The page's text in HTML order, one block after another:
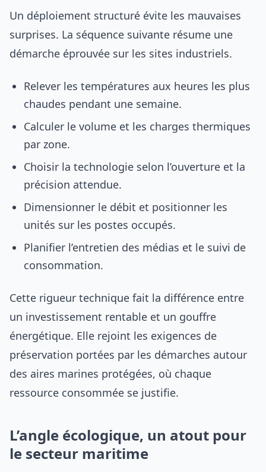
Un déploiement structuré évite les mauvaises
surprises. La séquence suivante résume une
démarche éprouvée sur les sites industriels.
Relever les températures aux heures les plus
chaudes pendant une semaine.
Calculer le volume et les charges thermiques
par zone.
Choisir la technologie selon l’ouverture et la
précision attendue.
Dimensionner le débit et positionner les
unités sur les postes occupés.
Planifier l’entretien des médias et le suivi de
consommation.
Cette rigueur technique fait la différence entre
un investissement rentable et un gouffre
énergétique. Elle rejoint les exigences de
préservation portées par les démarches autour
des aires marines protégées, où chaque
ressource consommée se justifie.
L’angle écologique, un atout pour
le secteur maritime